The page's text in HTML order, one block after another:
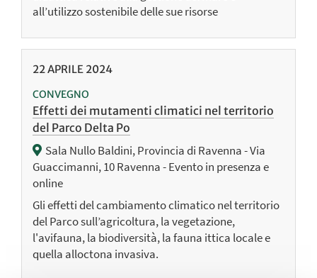
all’utilizzo sostenibile delle sue risorse
22APRILE 2024
CONVEGNO
Effetti dei mutamenti climatici nel territorio
del Parco Delta Po
Sala Nullo Baldini, Provincia di Ravenna - Via
Guaccimanni, 10 Ravenna - Evento in presenza e
online
Gli effetti del cambiamento climatico nel territorio
del Parco sull’agricoltura, la vegetazione,
l'avifauna, la biodiversità, la fauna ittica locale e
quella alloctona invasiva.